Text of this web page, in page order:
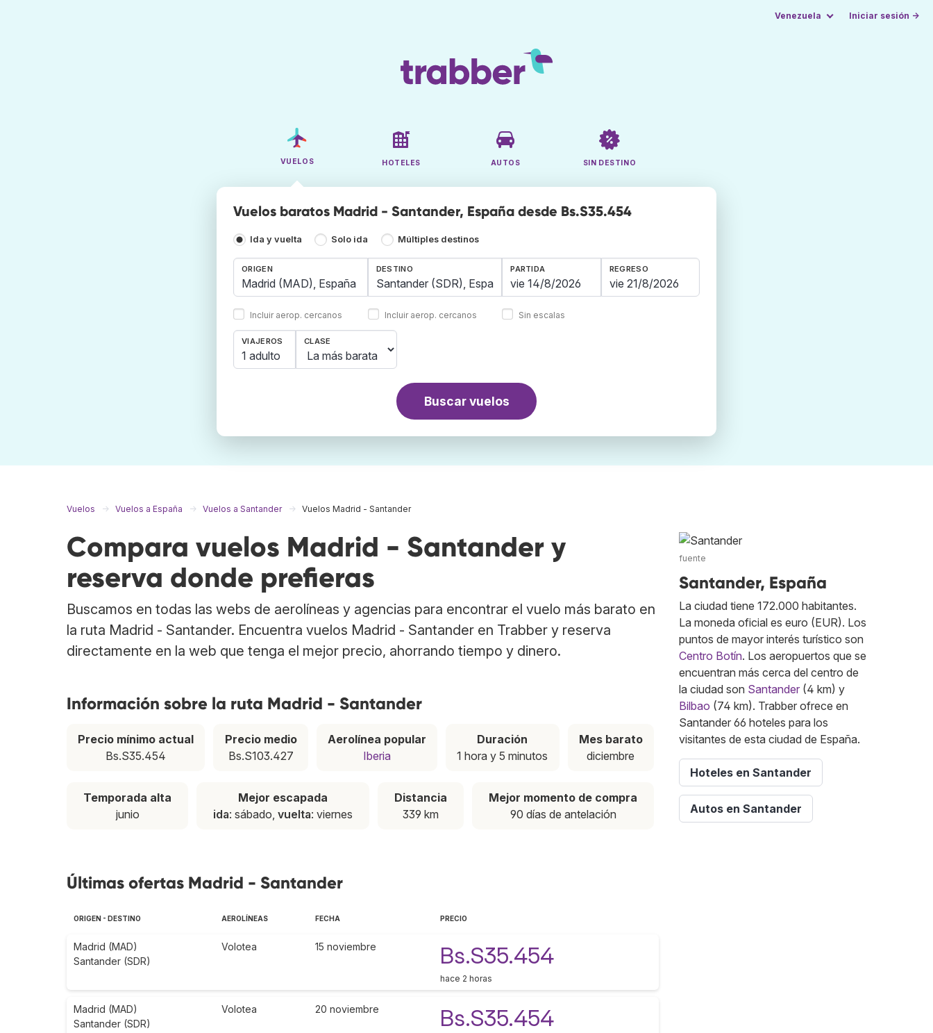
Venezuela Iniciar sesión →
VUELOS HOTELES AUTOS SIN DESTINO
Vuelos baratos Madrid - Santander, España desde Bs.S35.454
Ida y vuelta Solo ida Múltiples destinos
ORIGEN
Incluir aerop. cercanos
DESTINO
Incluir aerop. cercanos
PARTIDA REGRESO
Sin escalas
VIAJEROS
1 adulto
CLASE
Buscar vuelos
Vuelos Vuelos a España Vuelos a Santander Vuelos Madrid - Santander
Compara vuelos Madrid - Santander y
reserva donde prefieras
Buscamos en todas las webs de aerolíneas y agencias para encontrar el vuelo más barato en
la ruta Madrid - Santander. Encuentra vuelos Madrid - Santander en Trabber y reserva
directamente en la web que tenga el mejor precio, ahorrando tiempo y dinero.
Información sobre la ruta Madrid - Santander
Precio mínimo actual
Bs.S35.454
Precio medio
Bs.S103.427
Aerolínea popular
Iberia
Duración
1 hora y 5 minutos
Mes barato
diciembre
Temporada alta
junio
Mejor escapada
ida: sábado, vuelta: viernes
Distancia
339 km
Mejor momento de compra
90 días de antelación
Últimas ofertas Madrid - Santander
ORIGEN - DESTINO AEROLÍNEAS FECHA PRECIO
Madrid (MAD)
Santander (SDR)
Volotea 15 noviembre Bs.S35.454
hace 2 horas
Madrid (MAD)
Santander (SDR)
Volotea 20 noviembre Bs.S35.454
fuente
Santander, España
La ciudad tiene 172.000 habitantes.
La moneda oficial es euro (EUR). Los
puntos de mayor interés turístico son
Centro Botín. Los aeropuertos que se
encuentran más cerca del centro de
la ciudad son Santander (4 km) y
Bilbao (74 km). Trabber ofrece en
Santander 66 hoteles para los
visitantes de esta ciudad de España.
Hoteles en Santander
Autos en Santander